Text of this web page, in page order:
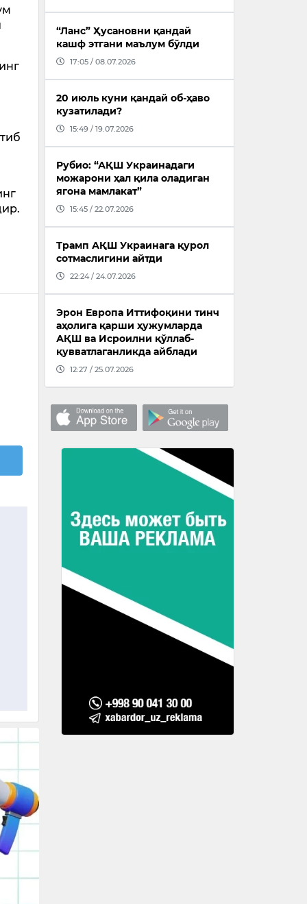
“Ланс” Ҳусановни қандай
кашф этгани маълум бўлди
17:05 / 08.07.2026
20 июль куни қандай об-ҳаво
кузатилади?
15:49 / 19.07.2026
Рубио: “АҚШ Украинадаги
можарони ҳал қила оладиган
ягона мамлакат”
15:45 / 22.07.2026
Трамп АҚШ Украинага қурол
сотмаслигини айтди
22:24 / 24.07.2026
Эрон Европа Иттифоқини тинч
аҳолига қарши ҳужумларда
АҚШ ва Исроилни қўллаб-
қувватлаганликда айблади
12:27 / 25.07.2026